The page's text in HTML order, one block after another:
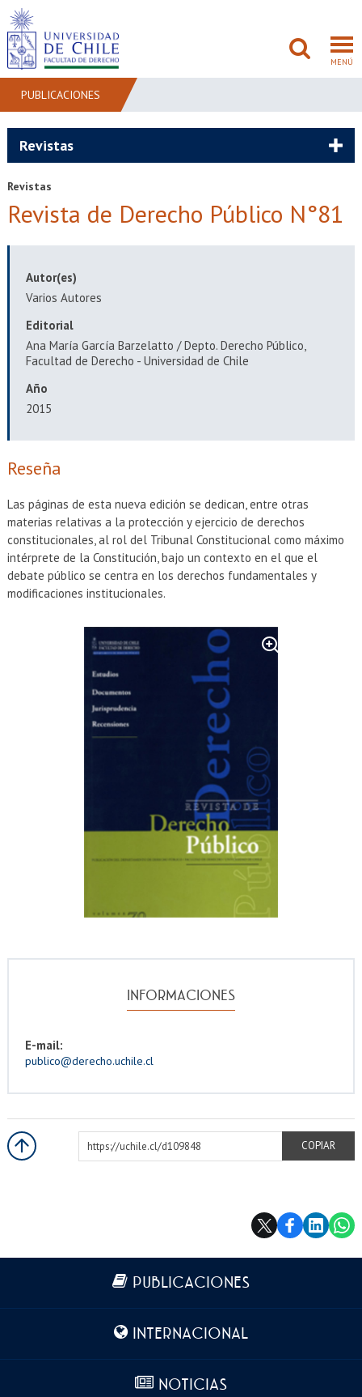
MENÚ
POSTGRADO
EXTENSIÓN
Egresados Funcionarios
PUBLICACIONES
Revistas
Revistas
Revista de Derecho Público N°81
Autor(es)
Varios Autores
Editorial
Ana María García Barzelatto / Depto. Derecho Público,
Facultad de Derecho - Universidad de Chile
Año
2015
INFORMACIONES
E-mail:
publico@derecho.uchile.cl
Reseña
Las páginas de esta nueva edición se dedican, entre otras
materias relativas a la protección y ejercicio de derechos
constitucionales, al rol del Tribunal Constitucional como máximo
intérprete de la Constitución, bajo un contexto en el que el
debate público se centra en los derechos fundamentales y
modificaciones institucionales.
https://uchile.cl/d109848
COPIAR
Más información
PUBLICACIONES
INTERNACIONAL
NOTICIAS